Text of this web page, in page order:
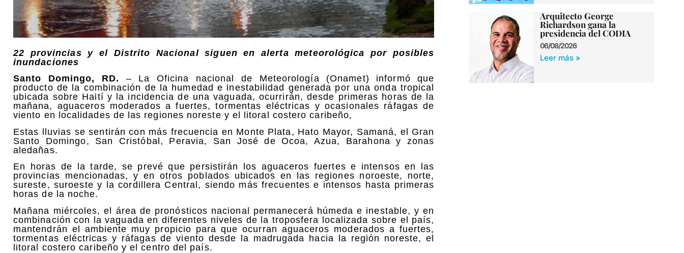
22 provincias y el Distrito Nacional siguen en alerta meteorológica por posibles
inundaciones
Santo Domingo, RD.
– La Oficina nacional de Meteorología (Onamet) informó que
producto de la combinación de la humedad e inestabilidad generada por una onda tropical
ubicada sobre Haití y la incidencia de una vaguada, ocurrirán, desde primeras horas de la
mañana, aguaceros moderados a fuertes, tormentas eléctricas y ocasionales ráfagas de
viento en localidades de las regiones noreste y el litoral costero caribeño,
Estas lluvias se sentirán con más frecuencia en Monte Plata, Hato Mayor, Samaná, el Gran
Santo Domingo, San Cristóbal, Peravia, San José de Ocoa, Azua, Barahona y zonas
aledañas.
En horas de la tarde, se prevé que persistirán los aguaceros fuertes e intensos en las
provincias mencionadas, y en otros poblados ubicados en las regiones noroeste, norte,
sureste, suroeste y la cordillera Central, siendo más frecuentes e intensos hasta primeras
horas de la noche.
Mañana miércoles, el área de pronósticos nacional permanecerá húmeda e inestable, y en
combinación con la vaguada en diferentes niveles de la troposfera localizada sobre el país,
mantendrán el ambiente muy propicio para que ocurran aguaceros moderados a fuertes,
tormentas eléctricas y ráfagas de viento desde la madrugada hacia la región noreste, el
litoral costero caribeño y el centro del país.
Arquitecto George
Richardson gana la
presidencia del CODIA
06/08/2026
Leer más »